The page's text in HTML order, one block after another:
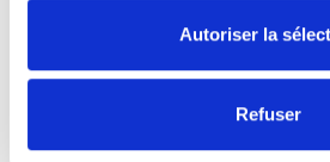
Autoriser la
Refuser